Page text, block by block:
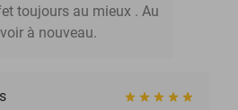
toujours au mieux . Au
à nouveau.